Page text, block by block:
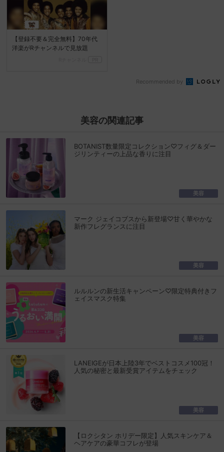
【登録不要＆完全無料】70年代
洋楽がRチャンネルで見放題
Recommended by
美容の関連記事
BOTANIST数量限定コレクション♡フィグ＆ダー
ジリンティーの上品な香りに注目
美容
マーク ジェイコブスから新登場♡甘く華やかな
新作フレグランスに注目
美容
ルルルンの新生活キャンペーン♡限定特典付きフ
ェイスマスク特集
美容
LANEIGEが日本上陸3年でベストコスメ100冠！
人気の秘密と最新受賞アイテムをチェック
美容
【ロクシタン ホリデー限定】人気スキンケア＆
ヘアケアの豪華コフレが登場